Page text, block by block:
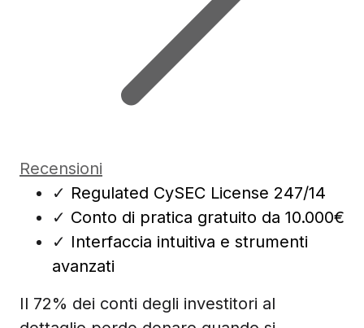
Recensioni
✓ Regulated CySEC License 247/14
✓ Conto di pratica gratuito da 10.000€
✓ Interfaccia intuitiva e strumenti
avanzati
Il 72% dei conti degli investitori al